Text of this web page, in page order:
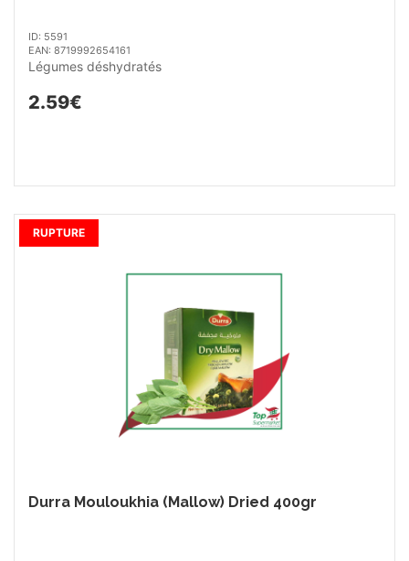
ID: 5591
EAN: 8719992654161
Légumes déshydratés
2.59€
Durra Mouloukhia (Mallow) Dried 400gr
RUPTURE